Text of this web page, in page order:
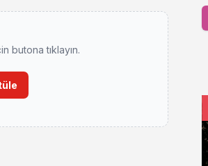
butona tıklayın.